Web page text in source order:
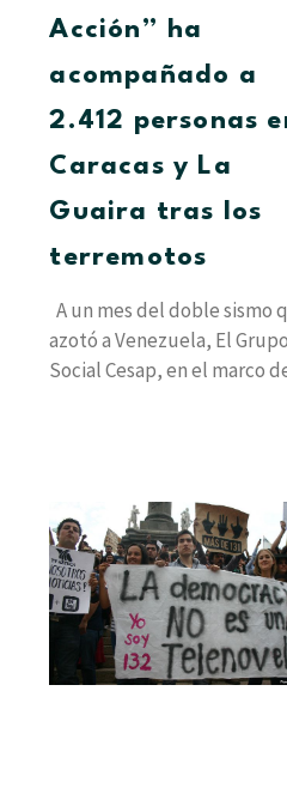
terremotos
Acción” ha
acompañado a
2.412 personas
Caracas y La
Guaira tras los
terremotos
A un mes del doble sismo
azotó a Venezuela, El Grupo
Social Cesap, en el marco
La
incidencia
juvenil
en
los
procesos